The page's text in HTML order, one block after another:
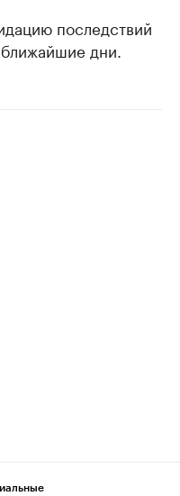
последствий
дни.